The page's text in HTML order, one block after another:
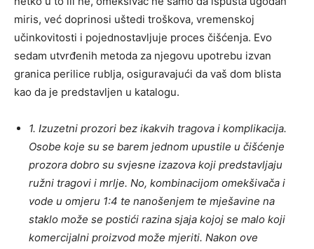
miris, već doprinosi uštedi troškova, vremenskoj
učinkovitosti i pojednostavljuje proces čišćenja. Evo
sedam utvrđenih metoda za njegovu upotrebu izvan
granica perilice rublja, osiguravajući da vaš dom blista
kao da je predstavljen u katalogu.
1. Izuzetni prozori bez ikakvih tragova i komplikacija.
Osobe koje su se barem jednom upustile u čišćenje
prozora dobro su svjesne izazova koji predstavljaju
ružni tragovi i mrlje. No, kombinacijom omekšivača i
vode u omjeru 1:4 te nanošenjem te mješavine na
staklo može se postići razina sjaja kojoj se malo koji
komercijalni proizvod može mjeriti. Nakon ove